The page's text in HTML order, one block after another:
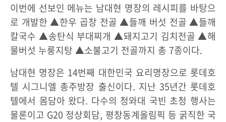
이번에 선보인 메뉴는 남대현 명장의 레시피를 바탕으
로 개발한 ▲한우 곱창 전골 ▲들깨 버섯 전골 ▲들깨
칼국수 ▲송탄식 부대찌개 ▲돼지고기 김치전골 ▲해
물버섯 누룽지탕 ▲소불고기 전골까지 총 7종이다.
남대현 명장은 14번째 대한민국 요리명장으로 롯데호
텔 시그니엘 총주방장 출신이다. 지난 35년간 롯데호
텔에서 몸담아 왔다. 다수의 청와대 국빈 초청 행사는
물론이고 G20 정상회담, 평창동계올림픽 등 굵직한 국